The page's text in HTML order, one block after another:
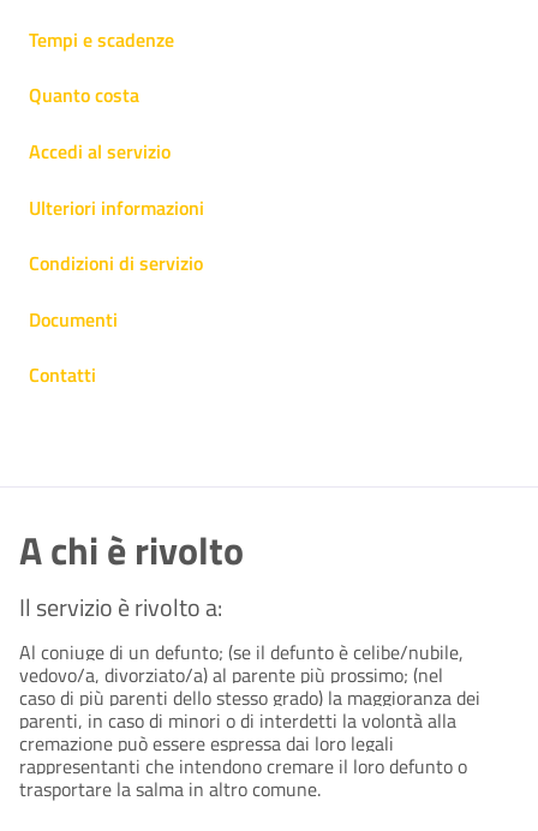
Tempi e scadenze
Quanto costa
Accedi al servizio
Ulteriori informazioni
Condizioni di servizio
Documenti
Contatti
A chi è rivolto
Il servizio è rivolto a:
Al coniuge di un defunto; (se il defunto è celibe/nubile,
vedovo/a, divorziato/a) al parente più prossimo; (nel
caso di più parenti dello stesso grado) la maggioranza dei
parenti, in caso di minori o di interdetti la volontà alla
cremazione può essere espressa dai loro legali
rappresentanti che intendono cremare il loro defunto o
trasportare la salma in altro comune.